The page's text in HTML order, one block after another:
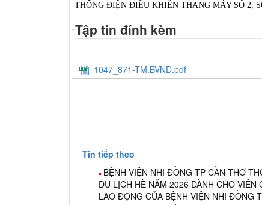
THỐNG ĐIỆN ĐIỀU KHIỂN THANG MÁY SỐ 2,
Tập tin đính kèm
1047_871-TM.BVND.pdf
Tin tiếp theo
BỆNH VIỆN NHI ĐỒNG TP CẦN THƠ
DU LỊCH HÈ NĂM 2026 DÀNH CHO
LAO ĐỘNG CỦA BỆNH VIỆN NHI ĐỒNG